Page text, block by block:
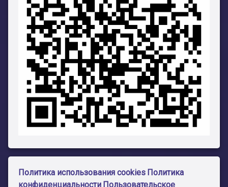
Политика использования cookies Политика
конфиденциальности Пользовательское